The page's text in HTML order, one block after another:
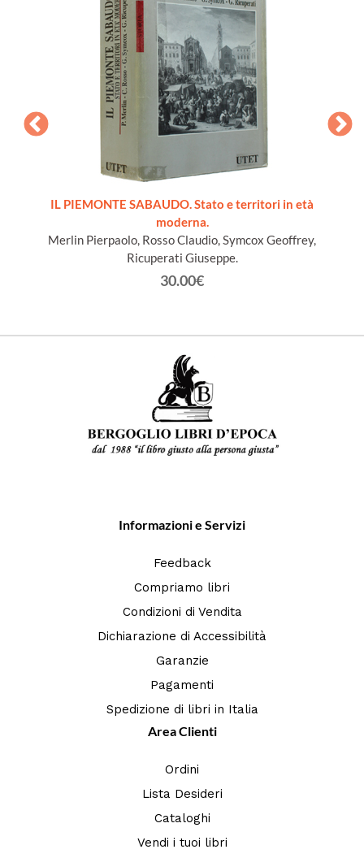
IL PIEMONTE SABAUDO. Stato e territori in età
moderna.
Merlin Pierpaolo, Rosso Claudio, Symcox Geoffrey,
Ricuperati Giuseppe.
30.00€
Informazioni e Servizi
Feedback
Compriamo libri
Condizioni di Vendita
Dichiarazione di Accessibilità
Garanzie
Pagamenti
Spedizione di libri in Italia
Area Clienti
Ordini
Lista Desideri
Cataloghi
Vendi i tuoi libri